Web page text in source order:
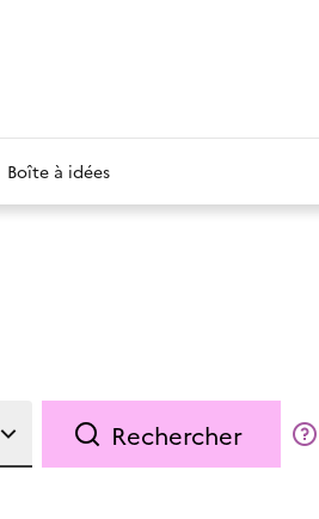
Boîte à idées
Rechercher